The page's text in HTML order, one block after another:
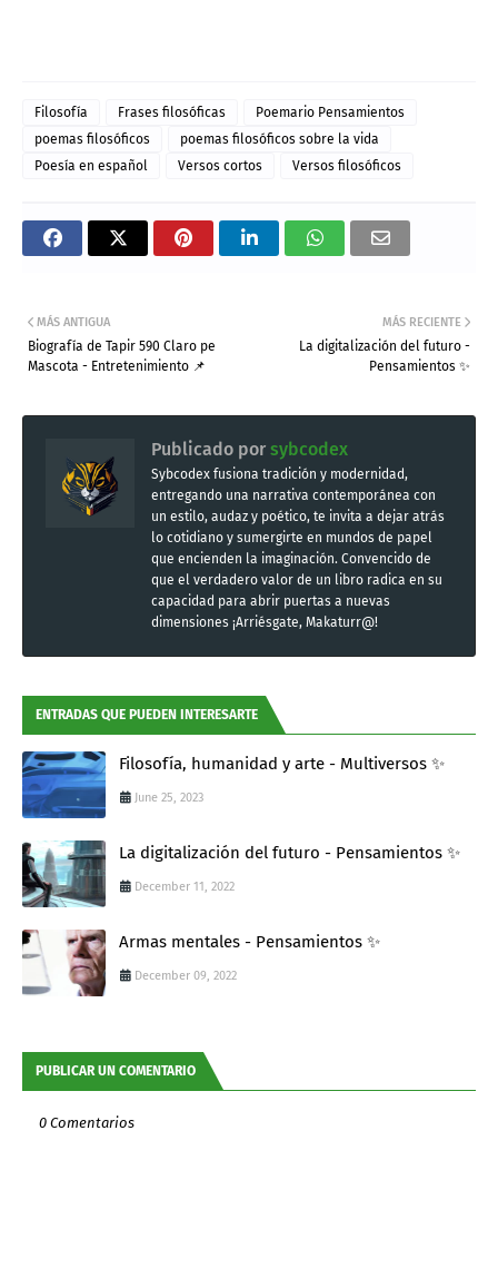
Filosofía Frases filosóficas
Poemario Pensamientos
poemas filosóficos
poemas filosóficos sobre la vida
Poesía en español
Versos cortos Versos filosóficos
MÁS RECIENTE
La digitalización del futuro -
Pensamientos ✨
MÁS ANTIGUA
Biografía de Tapir 590 Claro pe
Mascota - Entretenimiento 📌
Publicado por sybcodex
Sybcodex fusiona tradición y modernidad,
entregando una narrativa contemporánea con
un estilo, audaz y poético, te invita a dejar atrás
lo cotidiano y sumergirte en mundos de papel
que encienden la imaginación. Convencido de
que el verdadero valor de un libro radica en su
capacidad para abrir puertas a nuevas
dimensiones ¡Arriésgate, Makaturr@!
ENTRADAS QUE PUEDEN INTERESARTE
Filosofía, humanidad y arte - Multiversos ✨
June 25, 2023
La digitalización del futuro - Pensamientos ✨
December 11, 2022
Armas mentales - Pensamientos ✨
December 09, 2022
PUBLICAR UN COMENTARIO
0 Comentarios